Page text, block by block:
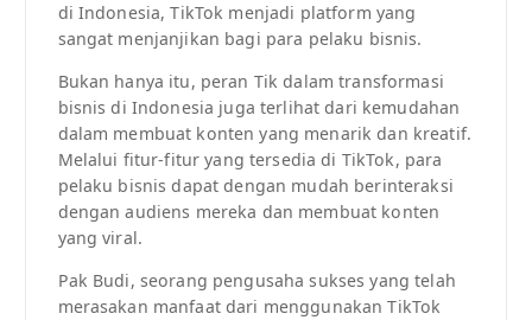
di Indonesia, TikTok menjadi platform yang
sangat menjanjikan bagi para pelaku bisnis.
Bukan hanya itu, peran Tik dalam transformasi
bisnis di Indonesia juga terlihat dari kemudahan
dalam membuat konten yang menarik dan kreatif.
Melalui fitur-fitur yang tersedia di TikTok, para
pelaku bisnis dapat dengan mudah berinteraksi
dengan audiens mereka dan membuat konten
yang viral.
Pak Budi, seorang pengusaha sukses yang telah
merasakan manfaat dari menggunakan TikTok